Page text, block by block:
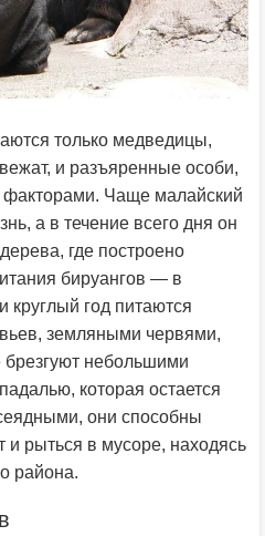
только медведицы,
и разъяренные особи,
Чаще малайский
а в течение всего дня он
где построено
бируангов — в
круглый год питаются
земляными червями,
небольшими
которая остается
они способны
и рыться в мусоре, находясь
района.